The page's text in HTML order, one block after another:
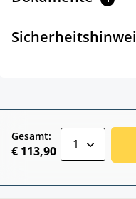
Gesamt:
€ 113,90